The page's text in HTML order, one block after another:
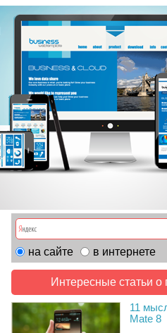
на сайте в интернете
Интересные статьи о
11
Mate 8